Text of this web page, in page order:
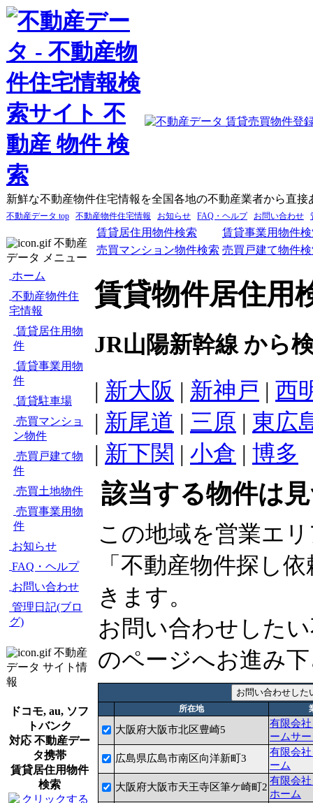
新鮮な不動産物件住宅情報を全国各地の不動産業者から直接
不動産データ top 不動産物件住宅情報 お知らせ FAQ・ヘルプ お問い合わせ
不動産
データ メニュー
ホーム
不動産物件住
宅情報
賃貸居住用物
件
賃貸事業用物
件
賃貸駐車場
売買マンショ
ン物件
売買戸建て物
件
売買土地物件
売買事業用物
件
お知らせ
FAQ・ヘルプ
お問い合わせ
管理日記(ブロ
グ)
不動産
データ サイト情
報
ドコモ, au, ソフ
トバンク
対応 不動産デー
タ携帯
賃貸居住用物件
検索
賃貸居住用物件検索
賃貸事業用物件
売買マンション物件検索 売買戸建て物件
賃貸物件居住用
JR山陽新幹線 から
| 新大阪 | 新神戸 | 西
| 新尾道 | 三原 | 東広
| 新下関 | 小倉 | 博多
該当する物件は
この地域を営業エ
「不動産物件探し
きます。
お問い合わせした
のページへお進み
所在地
大阪府大阪市北区豊崎5
有限会
ームサ
広島県広島市南区向洋新町3
有限会
ーム
大阪府大阪市天王寺区筆ケ崎町2
有限会
ホーム